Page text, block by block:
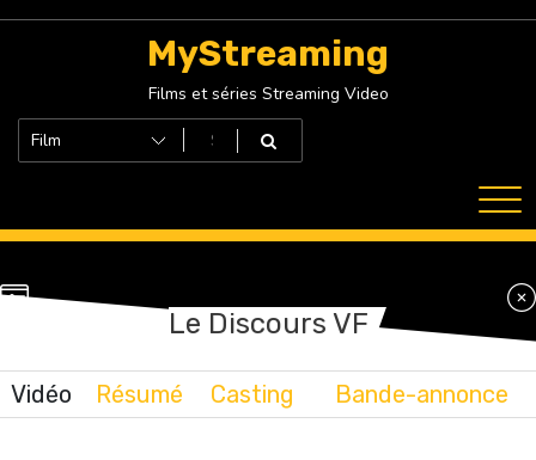
MyStreaming
Films et séries Streaming Video
Le Discours VF
Vidéo Résumé Casting Bande-annonce